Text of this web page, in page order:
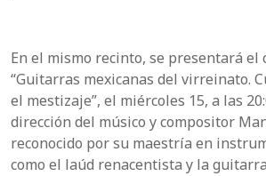
En el mismo recinto, se presentará el
“Guitarras mexicanas del virreinato.
el mestizaje”, el miércoles 15, a las
dirección del músico y compositor
reconocido por su maestría en
como el laúd renacentista y la